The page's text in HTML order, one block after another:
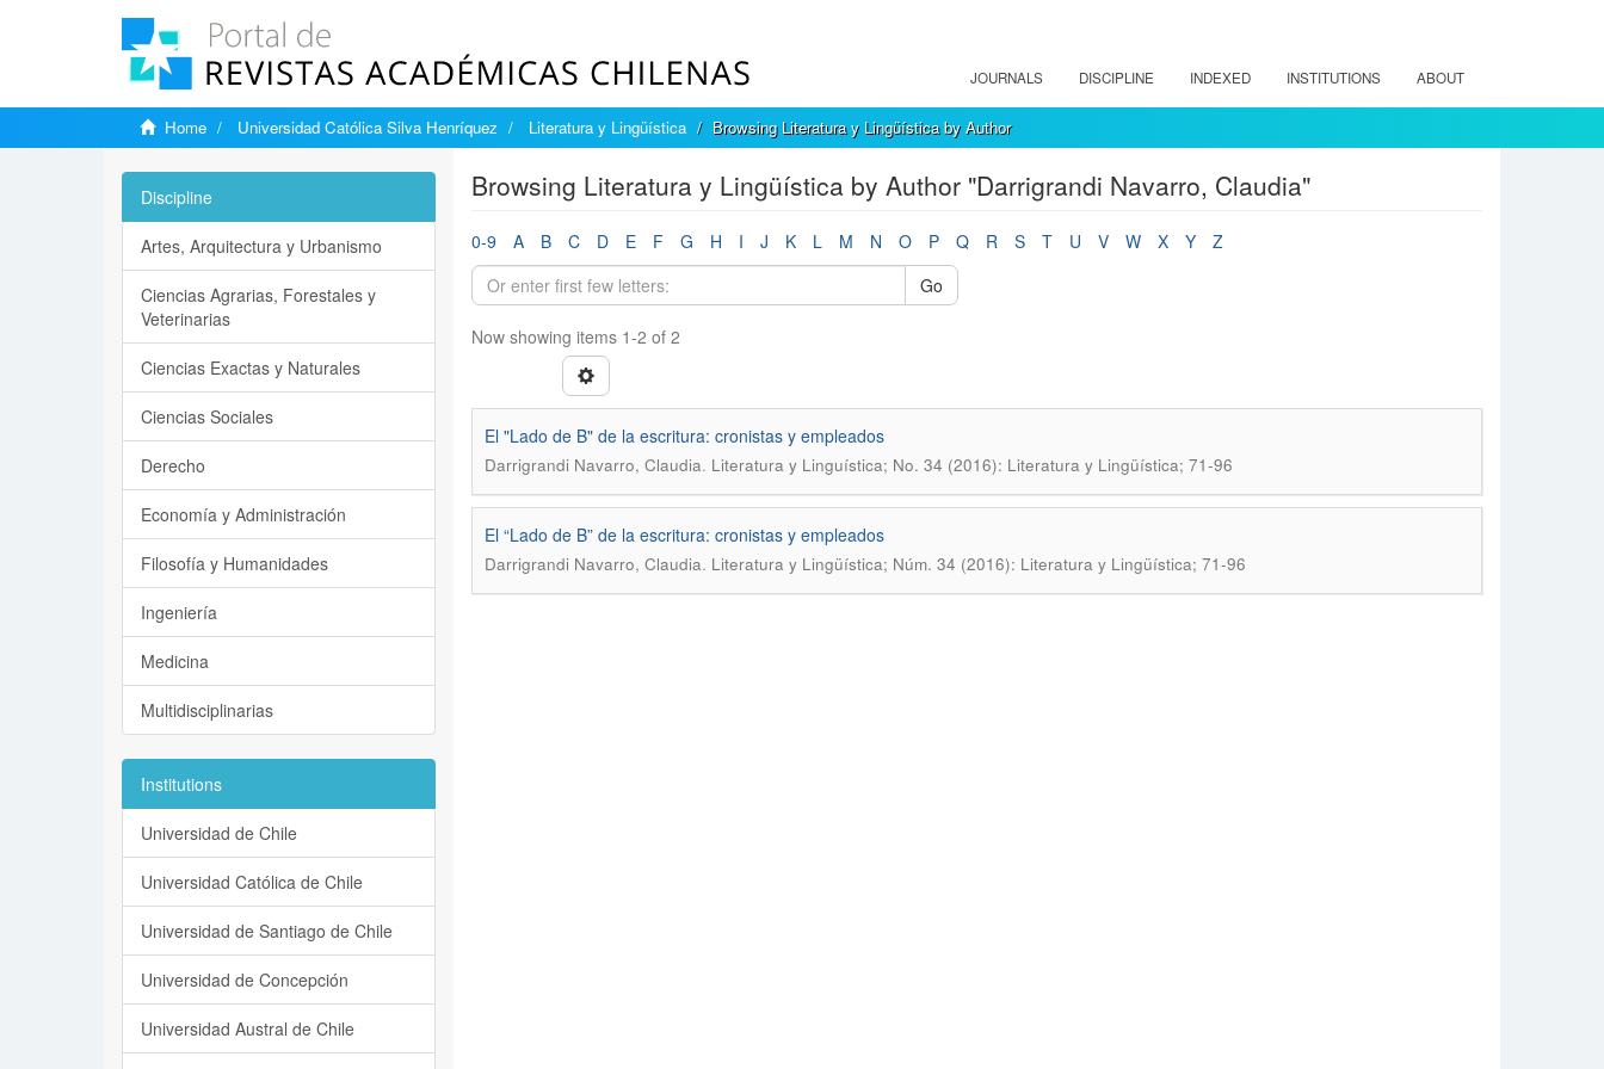
JOURNALS DISCIPLINE INDEXED INSTITUTIONS ABOUT
Home Universidad Católica Silva Henríquez Literatura y Lingüística Browsing Literatura y Lingüística by Author
Browsing Literatura y Lingüística by Author "Darrigrandi Navarro, Claudia"
0-9 A B C D E F G H I J K L M N O P Q R S T U V W X Y
Z
Go
Now showing items 1-2 of 2
El "Lado de B" de la escritura: cronistas y empleados
Darrigrandi Navarro, Claudia. Literatura y Linguí­stica; No. 34 (2016): Literatura y Lingüística; 71-96
El “Lado de B” de la escritura: cronistas y empleados
Darrigrandi Navarro, Claudia. Literatura y Lingüística; Núm. 34 (2016): Literatura y Lingüística; 71-96
Discipline
Artes, Arquitectura y Urbanismo
Ciencias Agrarias, Forestales y
Veterinarias
Ciencias Exactas y Naturales
Ciencias Sociales
Derecho
Economía y Administración
Filosofía y Humanidades
Ingeniería
Medicina
Multidisciplinarias
Institutions
Universidad de Chile
Universidad Católica de Chile
Universidad de Santiago de Chile
Universidad de Concepción
Universidad Austral de Chile